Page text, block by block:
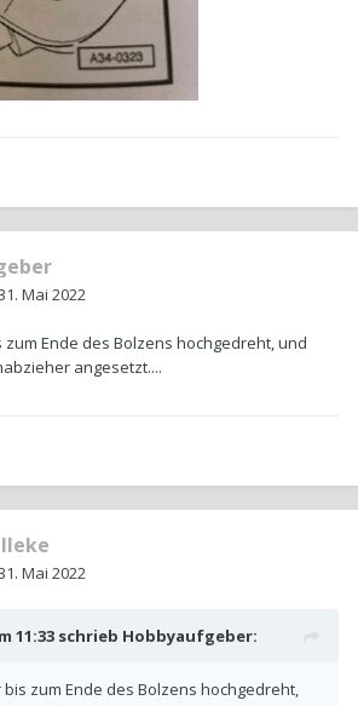
Mai 2022
Ende des Bolzens hochgedreht, und
angesetzt....
Mai 2022
11:33 schrieb Hobbyaufgeber:
zum Ende des Bolzens hochgedreht,